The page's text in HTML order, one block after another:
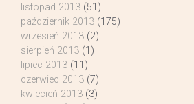
listopad 2013 (51)
październik 2013 (175)
wrzesień 2013 (2)
sierpień 2013 (1)
lipiec 2013 (11)
czerwiec 2013 (7)
kwiecień 2013 (3)